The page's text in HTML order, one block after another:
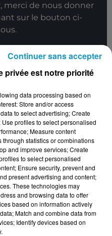
merci de nous donner
sur le bouton ci-
Voir plus
Heart
4h16
4h16
CELINE DION
S'il Suffisait
D'aimer
privée est notre priorité
data processing based on
Store and/or access
to select advertising; Create
profiles to select personalised
Measure content
statistics or combinations
and improve services; Create
to select personalised
Ensure security, prevent and
present advertising and content;
These technologies may
and browsing data to offer
based on information actively
Match and combine data from
Identify devices based on
Continuer sans accepter